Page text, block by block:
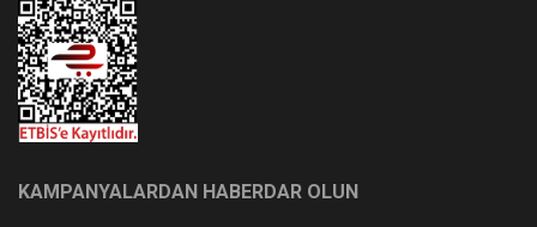
KAMPANYALARDAN HABERDAR OLUN